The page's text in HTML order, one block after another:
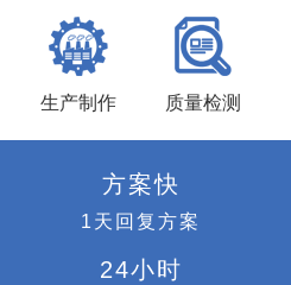
生产制作 质量检测
方案快
1天回复方案
24小时